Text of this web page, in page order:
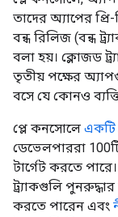
তাদের অ্যাপের
বন্ধ রিলিজ (বন্ধ
বলা হয়। ক্লোজড
তৃতীয় পক্ষের
বসে যে কোনও
প্লে কনসোলে
ডেভেলপাররা 100টি
টার্গেট করতে
ট্র্যাকগুলি
করতে পারেন এবং